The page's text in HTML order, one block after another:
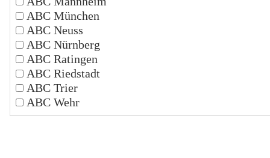
ABC München
ABC Neuss
ABC Nürnberg
ABC Ratingen
ABC Riedstadt
ABC Trier
ABC Wehr